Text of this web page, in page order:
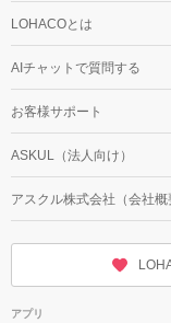
LOHACOとは
AIチャットで質問する
お客様サポート
ASKUL（法人向け）
アスクル株式会社（会社概
アプリ